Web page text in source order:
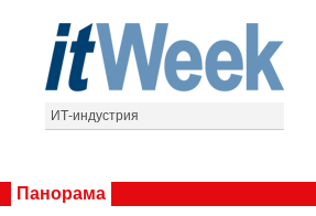
ИТ-индустрия
Панорама